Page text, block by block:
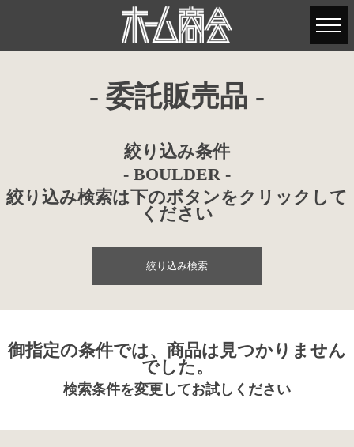
- 委託販売品 -
絞り込み条件
- BOULDER -
絞り込み検索は下のボタンをクリックして
ください
絞り込み検索
御指定の条件では、商品は見つかりません
でした。
検索条件を変更してお試しください